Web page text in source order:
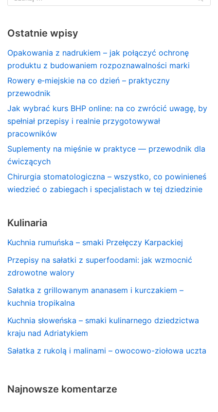
Ostatnie wpisy
Opakowania z nadrukiem – jak połączyć ochronę
produktu z budowaniem rozpoznawalności marki
Rowery e‑miejskie na co dzień – praktyczny
przewodnik
Jak wybrać kurs BHP online: na co zwrócić uwagę, by
spełniał przepisy i realnie przygotowywał
pracowników
Suplementy na mięśnie w praktyce — przewodnik dla
ćwiczących
Chirurgia stomatologiczna – wszystko, co powinieneś
wiedzieć o zabiegach i specjalistach w tej dziedzinie
Kulinaria
Kuchnia rumuńska – smaki Przełęczy Karpackiej
Przepisy na sałatki z superfoodami: jak wzmocnić
zdrowotne walory
Sałatka z grillowanym ananasem i kurczakiem –
kuchnia tropikalna
Kuchnia słoweńska – smaki kulinarnego dziedzictwa
kraju nad Adriatykiem
Sałatka z rukolą i malinami – owocowo-ziołowa uczta
Najnowsze komentarze